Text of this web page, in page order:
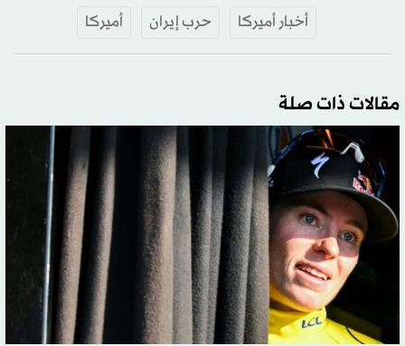
أخبار أميركا
حرب إيران أميركا
مقالات ذات صلة